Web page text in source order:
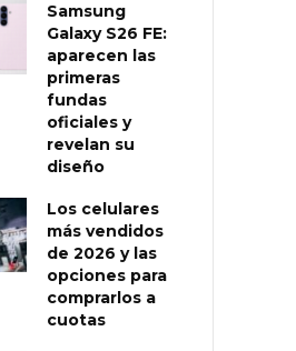
Samsung
Galaxy S26 FE:
aparecen las
primeras
fundas
oficiales y
revelan su
diseño
Los celulares
más vendidos
de 2026 y las
opciones para
comprarlos a
cuotas